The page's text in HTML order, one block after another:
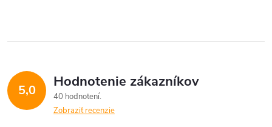
l
d
a
5,0 Hodnotenie zákazníkov
40 hodnotení
Zobraziť recenzie